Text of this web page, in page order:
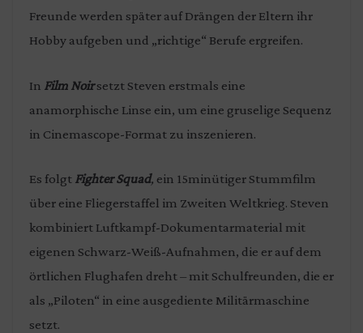
Freunde werden später auf Drängen der Eltern ihr
Hobby aufgeben und „richtige“ Berufe ergreifen.
In Film Noir setzt Steven erstmals eine
anamorphische Linse ein, um eine gruselige Sequenz
in Cinemascope-Format zu inszenieren.
Es folgt Fighter Squad, ein 15minütiger Stummfilm
über eine Fliegerstaffel im Zweiten Weltkrieg. Steven
kombiniert Luftkampf-Dokumentarmaterial mit
eigenen Schwarz-Weiß-Aufnahmen, die er auf dem
örtlichen Flughafen dreht – mit Schulfreunden, die er
als „Piloten“ in eine ausgediente Militärmaschine
setzt.